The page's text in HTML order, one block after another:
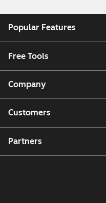
Popular Features
Free Tools
Company
Customers
Partners